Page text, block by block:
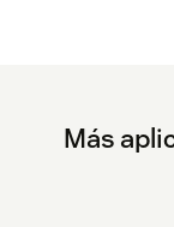
Más